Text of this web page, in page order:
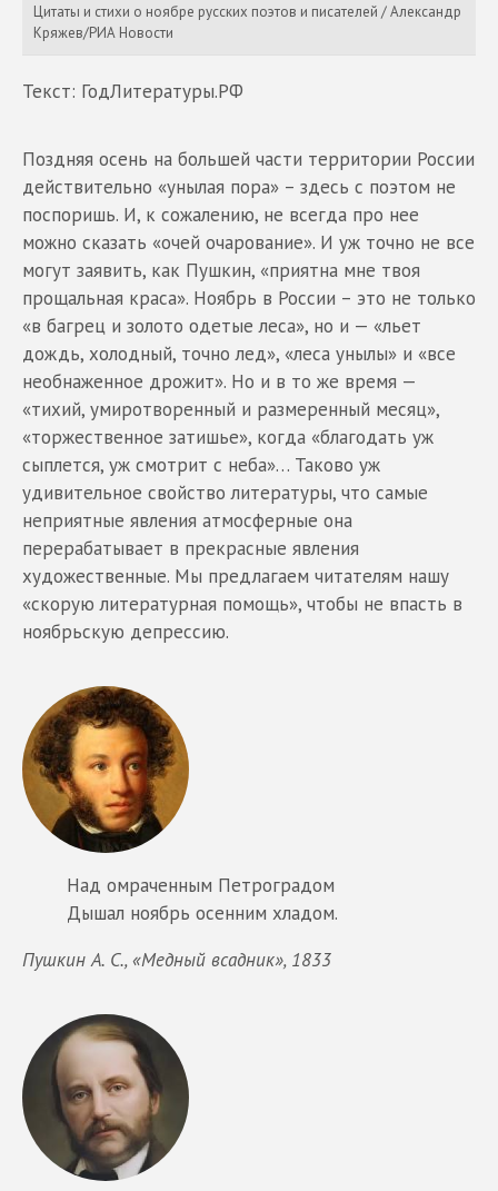
Цитаты и стихи о ноябре русских поэтов и писателей / Александр
Кряжев/РИА Новости
Текст: ГодЛитературы.РФ
Поздняя осень на большей части территории России
действительно «унылая пора» – здесь с поэтом не
поспоришь. И, к сожалению, не всегда про нее
можно сказать «очей очарование». И уж точно не все
могут заявить, как Пушкин, «приятна мне твоя
прощальная краса». Ноябрь в России – это не только
«в багрец и золото одетые леса», но и — «льет
дождь, холодный, точно лед», «леса унылы» и «все
необнаженное дрожит». Но и в то же время —
«тихий, умиротворенный и размеренный месяц»,
«торжественное затишье», когда «благодать уж
сыплется, уж смотрит с неба»… Таково уж
удивительное свойство литературы, что самые
неприятные явления атмосферные она
перерабатывает в прекрасные явления
художественные. Мы предлагаем читателям нашу
«скорую литературная помощь», чтобы не впасть в
ноябрьскую депрессию.
Над омраченным Петроградом
Дышал ноябрь осенним хладом.
Пушкин А. С., «Медный всадник», 1833